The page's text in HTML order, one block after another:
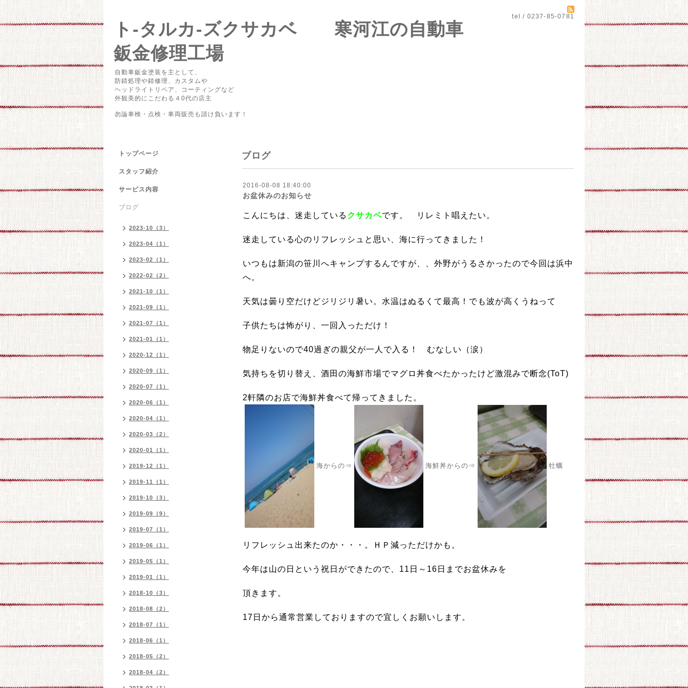
tel / 0237-85-0781
ト-タルカ-ズクサカベ 寒河江の自動車
鈑金修理工場
自動車鈑金塗装を主として、
防錆処理や錆修理、カスタムや
ヘッドライトリペア、コーティングなど
外観美的にこだわる４0代の店主
勿論車検・点検・車両販売も請け負います！
ブログ
2016-08-08 18:40:00
お盆休みのお知らせ
こんにちは、迷走している クサカベです。 リレミト唱えたい。
迷走している心のリフレッシュと思い、海に行ってきました！
いつもは新潟の笹川へキャンプするんですが、、外野がうるさかったので今回は浜中
へ。
天気は曇り空だけどジリジリ暑い。水温はぬるくて最高！でも波が高くうねって
子供たちは怖がり、一回入っただけ！
物足りないので40過ぎの親父が一人で入る！ むなしい（涙）
気持ちを切り替え、酒田の海鮮市場でマグロ丼食べたかったけど激混みで断念(ToT)
2軒隣のお店で海鮮丼食べて帰ってきました。
海からの⇒ 海鮮丼からの⇒ 牡蠣
リフレッシュ出来たのか・・・。ＨＰ減っただけかも。
今年は山の日という祝日ができたので、11日～16日までお盆休みを
頂きます。
17日から通常営業しておりますので宜しくお願いします。
トップページ
スタッフ紹介
サービス内容
ブログ
2023-10（3）
2023-04（1）
2023-02（1）
2022-02（2）
2021-10（1）
2021-09（1）
2021-07（1）
2021-01（1）
2020-12（1）
2020-09（1）
2020-07（1）
2020-06（1）
2020-04（1）
2020-03（2）
2020-01（1）
2019-12（1）
2019-11（1）
2019-10（3）
2019-09（9）
2019-07（1）
2019-06（1）
2019-05（1）
2019-01（1）
2018-10（3）
2018-08（2）
2018-07（1）
2018-06（1）
2018-05（2）
2018-04（2）